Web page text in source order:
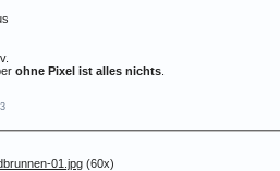
ohne Pixel ist alles nichts
01.jpg (60x)